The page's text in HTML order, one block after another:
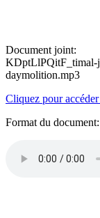
Document joint:
KDptLlPQitF_timal-
daymolition.mp3
Cliquez pour
Format du